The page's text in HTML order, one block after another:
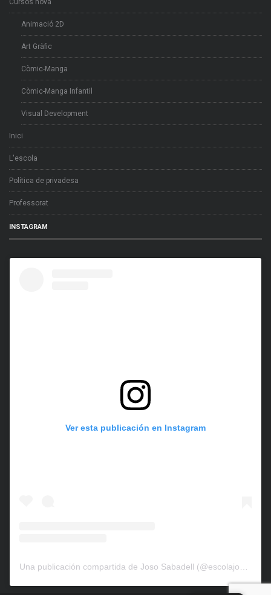
Cursos nova
Animació 2D
Art Gràfic
Còmic-Manga
Còmic-Manga Infantil
Visual Development
Inici
L'escola
Política de privadesa
Professorat
INSTAGRAM
Ver esta publicación en Instagram
Una publicación compartida de Joso Sabadell (@escolajososabadell)